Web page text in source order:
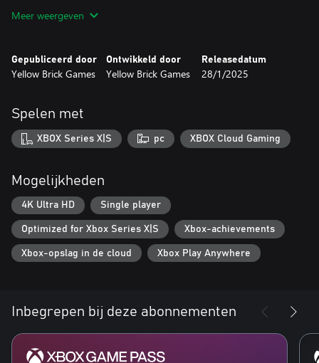
vernietiging
Meer weergeven
Gepubliceerd door
Yellow Brick Games
Ontwikkeld door
Yellow Brick Games
Releasedatum
28/1/2025
Spelen met
XBOX Series X|S pc XBOX Cloud Gaming
Mogelijkheden
4K Ultra HD Single player
Optimized for Xbox Series X|S Xbox-achievements
Xbox-opslag in de cloud Xbox Play Anywhere
Inbegrepen bij deze abonnementen